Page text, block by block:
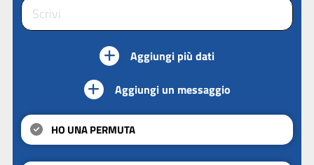
Aggiungi più dati
Aggiungi un messaggio
HO UNA PERMUTA